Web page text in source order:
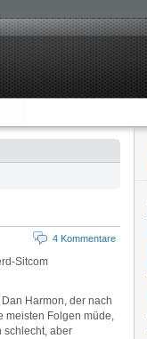
4 Kommentare
Sitcom
Harmon, der nach
meisten Folgen müde,
schlecht, aber